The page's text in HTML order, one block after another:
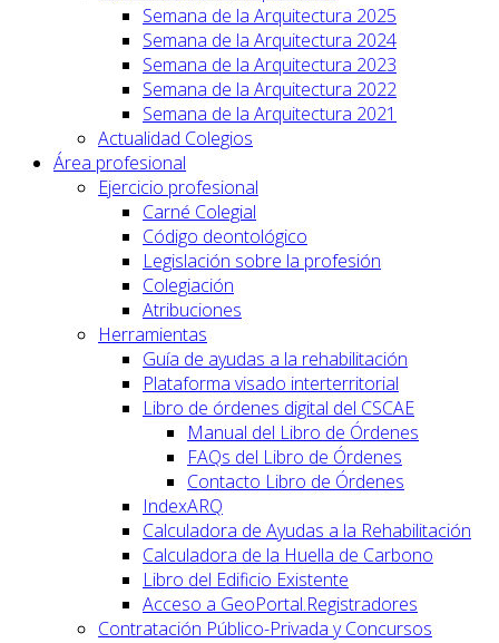
Semana de la Arquitectura 2025
Semana de la Arquitectura 2024
Semana de la Arquitectura 2023
Semana de la Arquitectura 2022
Semana de la Arquitectura 2021
Actualidad Colegios
Área profesional
Ejercicio profesional
Carné Colegial
Código deontológico
Legislación sobre la profesión
Colegiación
Atribuciones
Herramientas
Guía de ayudas a la rehabilitación
Plataforma visado interterritorial
Libro de órdenes digital del CSCAE
Manual del Libro de Órdenes
FAQs del Libro de Órdenes
Contacto Libro de Órdenes
IndexARQ
Calculadora de Ayudas a la Rehabilitación
Calculadora de la Huella de Carbono
Libro del Edificio Existente
Acceso a GeoPortal.Registradores
Contratación Público-Privada y Concursos